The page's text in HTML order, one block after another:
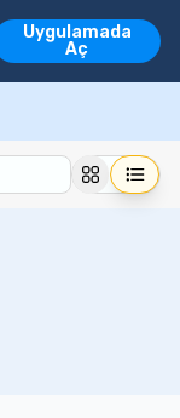
Uygulamada
Aç